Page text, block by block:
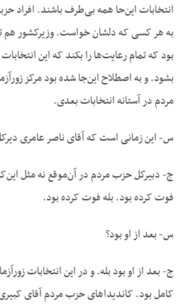
انتخابات این‌حا همه بی‌طرف باشند. افراد
به هر کسی که دلشان خواست. وزیرکشور هم
بود که تمام رعایت‌ها را بکند که این
بشود. و به اصطلاح این‌جا شده بود مرکز
مردم در آستانه انتخابات بعدی.
س- این زمانی است که آقای ناصر عامری
ج- دبیرکل حزب مردم در آن‌موقع نه مثل
فوت کرده بود. بله فوت کرده بود.
س- بعد از او بود؟
ج- بعد از او بود بله. و در این انتخابات
کامل بود. کاندیداهای حزب مردم آقای